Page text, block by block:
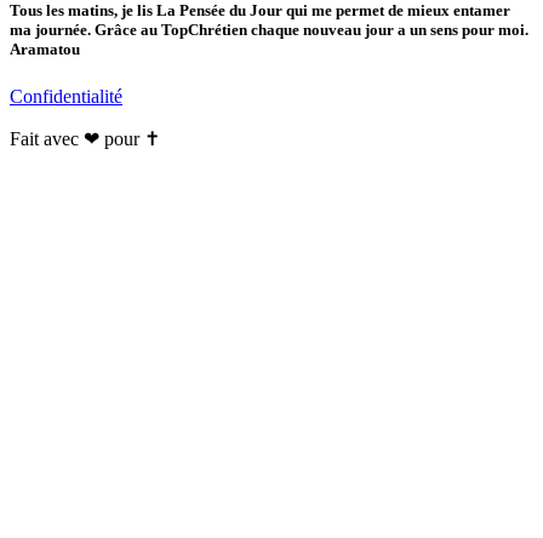
Tous les matins, je lis La Pensée du Jour qui me permet de mieux entamer
ma journée. Grâce au TopChrétien chaque nouveau jour a un sens pour moi.
Aramatou
Confidentialité
Fait avec ❤ pour ✝️️